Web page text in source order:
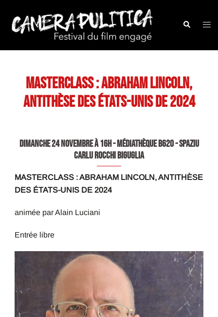
contenu
Rechercher
MASTERCLASS : ABRAHAM LINCOLN,
ANTITHÈSE DES ÉTATS-UNIS DE 2024
DIMANCHE 24 NOVEMBRE À 16H - MÉDIATHÈQUE B620 - SPAZIU
CARLU ROCCHI BIGUGLIA
MASTERCLASS : ABRAHAM LINCOLN, ANTITHÈSE
DES ÉTATS-UNIS DE 2024
animée par Alain Luciani
Entrée libre